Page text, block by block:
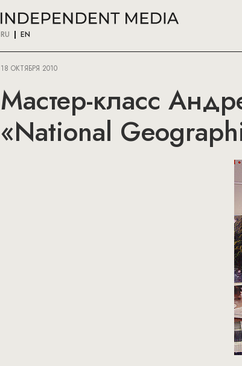
RU EN
18 ОКТЯБРЯ 2010
Мастер-класс
«National